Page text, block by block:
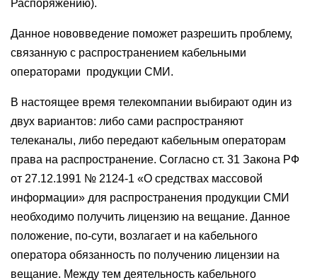
Распоряжению).
Данное нововведение поможет разрешить проблему,
связанную с распространением кабельными
операторами продукции СМИ.
В настоящее время телекомпании выбирают один из
двух вариантов: либо сами распространяют
телеканалы, либо передают кабельным операторам
права на распространение. Согласно ст. 31 Закона РФ
от 27.12.1991 № 2124-1 «О средствах массовой
информации» для распространения продукции СМИ
необходимо получить лицензию на вещание. Данное
положение, по-сути, возлагает и на кабельного
оператора обязанность по получению лицензии на
вещание. Между тем деятельность кабельного